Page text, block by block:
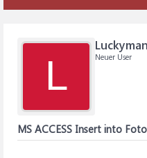
L
Luckyman
Neuer User
MS ACCESS Insert into